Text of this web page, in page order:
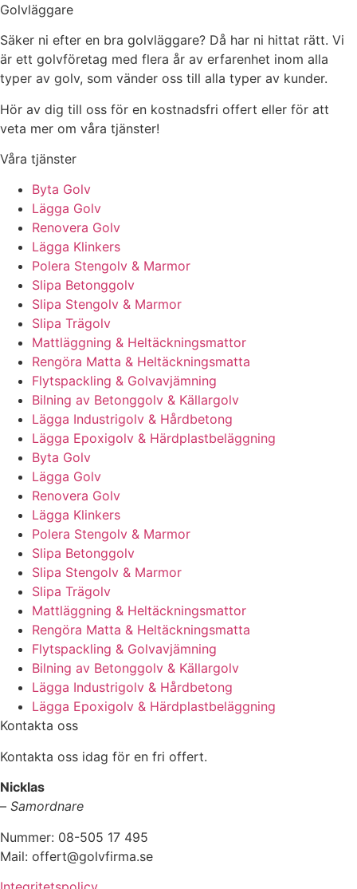
Golvläggare
Säker ni efter en bra golvläggare? Då har ni hittat rätt. Vi
är ett golvföretag med flera år av erfarenhet inom alla
typer av golv, som vänder oss till alla typer av kunder.
Hör av dig till oss för en kostnadsfri offert eller för att
veta mer om våra tjänster!
Våra tjänster
Byta Golv
Lägga Golv
Renovera Golv
Lägga Klinkers
Polera Stengolv & Marmor
Slipa Betonggolv
Slipa Stengolv & Marmor
Slipa Trägolv
Mattläggning & Heltäckningsmattor
Rengöra Matta & Heltäckningsmatta
Flytspackling & Golvavjämning
Bilning av Betonggolv & Källargolv
Lägga Industrigolv & Hårdbetong
Lägga Epoxigolv & Härdplastbeläggning
Byta Golv
Lägga Golv
Renovera Golv
Lägga Klinkers
Polera Stengolv & Marmor
Slipa Betonggolv
Slipa Stengolv & Marmor
Slipa Trägolv
Mattläggning & Heltäckningsmattor
Rengöra Matta & Heltäckningsmatta
Flytspackling & Golvavjämning
Bilning av Betonggolv & Källargolv
Lägga Industrigolv & Hårdbetong
Lägga Epoxigolv & Härdplastbeläggning
Kontakta oss
Kontakta oss idag för en fri offert.
Nicklas
– Samordnare
Nummer: 08-505 17 495
Mail: offert@golvfirma.se